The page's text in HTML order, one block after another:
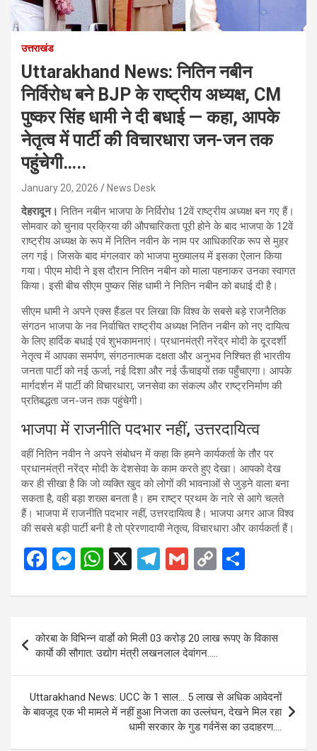
उत्तराखंड
Uttarakhand News: नितिन नबीन
निर्विरोध बने BJP के राष्ट्रीय अध्यक्ष, CM
पुष्कर सिंह धामी ने दी बधाई — कहा, आपके
नेतृत्व में पार्टी की विचारधारा जन-जन तक
पहुंचेगी…..
January 20, 2026 News Desk
देहरादून।नितिन नबीन भाजपा के निर्विरोध 12वें राष्ट्रीय अध्यक्ष बन गए हैं।
सोमवार को चुनाव प्रक्रिया की औपचारिकता पूरी होने के बाद भाजपा के 12वें
राष्ट्रीय अध्यक्ष के रूप में नितिन नवीन के नाम पर आधिकारिक रूप से मुहर
लग गई। जिसके बाद मंगलवार को भाजपा मुख्यालय में इसका ऐलान किया
गया। पीएम मोदी ने इस दौरान नितिन नबीन को माला पहनाकर उनका स्वागत
किया। इसी बीच सीएम पुष्कर सिंह धामी ने नितिन नबीन को बधाई दी है।
सीएम धामी ने अपने एक्स हैंडल पर लिखा कि विश्व के सबसे बड़े राजनैतिक
संगठन भाजपा के नव निर्वाचित राष्ट्रीय अध्यक्ष नितिन नबीन को नए दायित्व
के लिए हार्दिक बधाई एवं शुभकामनाएं। प्रधानमंत्री नरेंद्र मोदी के दूरदर्शी
नेतृत्व में आपका समर्पण, संगठनात्मक दक्षता और अनुभव निश्चित ही भारतीय
जनता पार्टी को नई ऊर्जा, नई दिशा और नई ऊँचाइयों तक पहुँचाएगा। आपके
मार्गदर्शन में पार्टी की विचारधारा, जनसेवा का संकल्प और राष्ट्रनिर्माण की
प्रतिबद्धता जन-जन तक पहुंचेगी।
भाजपा में राजनीति पदभार नहीं, उत्तरदायित्व
वहीं नितिन नवीन ने अपने संबोधन में कहा कि हमने कार्यकर्ता के तौर पर
प्रधानमंत्री नरेंद्र मोदी के देशसेवा के काम करते हुए देखा। आपको देख
कर ही सीखा है कि जो व्यक्ति खुद को लोगों की भावनाओं से जुड़ने वाला बना
सकता है, वही बड़ा शख्स बनता है। हम राष्ट्र प्रथम के नारे से आगे चलते
हैं। भाजपा में राजनीति पदभार नहीं, उत्तरदायित्व है। भाजपा अगर आज विश्व
की सबसे बड़ी पार्टी बनी है तो प्रेरणादायी नेतृत्व, विचारधारा और कार्यकर्ता हैं।
F
ce
o
o
k
M
se
n
g
er
W
at
s
A
p
p
X
T
e
gr
a
m
G
ail
C
py
n
k
ar
e
Post
navigation
कोरबा के विभिन्न वार्डाे को मिली 03 करोड़ 20 लाख रूपए के विकास
कार्याे की सौगात: उद्योग मंत्री लखनलाल देवांगन…..
Uttarakhand News: UCC के 1 साल… 5 लाख से अधिक आवेदनों
के बावजूद एक भी मामले में नहीं हुआ निजता का उल्लंघन, देखने मिल रहा
धामी सरकार के गुड गर्वनेंस का उदाहरण….